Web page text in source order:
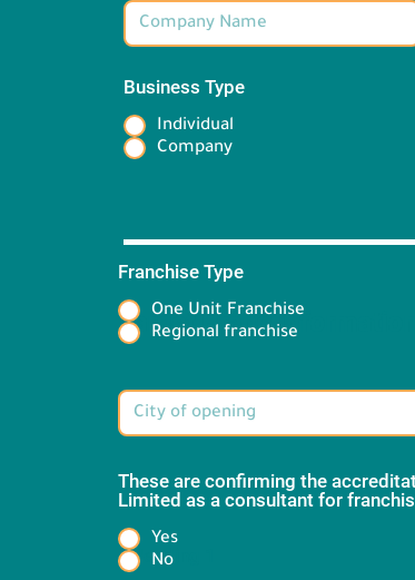
Business Type
Individual
Company
Target Brand information:
Franchise Type
One Unit Franchise
Regional franchise
Heading 1
These are confirming the
Limited as a consultant for
Yes
No